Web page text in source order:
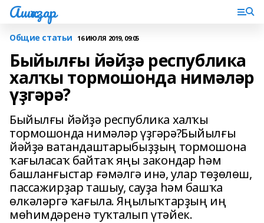
Ашҡаҙар
Общие статьи 16 ИЮЛЯ 2019, 09:05
Быйылғы йәйҙә республика
халҡы тормошонда нимәләр
үҙгәрә?
Быйылғы йәйҙә республика халҡы
тормошонда нимәләр үҙгәрә?Быйылғы
йәйҙә ватандаштарыбыҙҙың тормошона
ҡағыласаҡ байтаҡ яңы закондар һәм
башланғыстар ғәмәлгә инә, улар төҙөлөш,
пассажирҙар ташыу, сауҙа һәм башҡа
өлкәләргә ҡағыла. Яңылыҡтарҙың иң
мөһимдәренә туҡталып үтәйек.